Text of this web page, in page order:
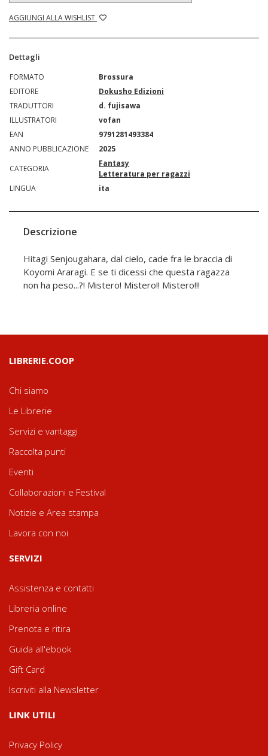
AGGIUNGI ALLA WISHLIST
Dettagli
FORMATO
Brossura
EDITORE
Dokusho Edizioni
TRADUTTORI
d. fujisawa
ILLUSTRATORI
vofan
EAN
9791281493384
ANNO PUBBLICAZIONE
2025
CATEGORIA
Fantasy
Letteratura per ragazzi
LINGUA
ita
Descrizione
Hitagi Senjougahara, dal cielo, cade fra le braccia di
Koyomi Araragi. E se ti dicessi che questa ragazza
non ha peso...?! Mistero! Mistero!! Mistero!!!
LIBRERIE.COOP
Chi siamo
Le Librerie
Servizi e vantaggi
Raccolta punti
Eventi
Collaborazioni e Festival
Notizie e Area stampa
Lavora con noi
SERVIZI
Assistenza e contatti
Libreria online
Prenota e ritira
Guida all'ebook
Gift Card
Iscriviti alla Newsletter
LINK UTILI
Privacy Policy